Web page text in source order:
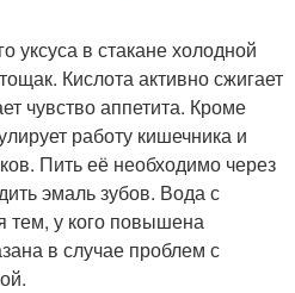
уксуса в стакане холодной
Кислота активно сжигает
чувство аппетита. Кроме
работу кишечника и
Пить её необходимо через
эмаль зубов. Вода с
тем, у кого повышена
в случае проблем с